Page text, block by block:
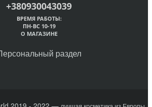
+380930043039
ВРЕМЯ РАБОТЫ:
ПН-ВС 10-19
О МАГАЗИНЕ
раздел